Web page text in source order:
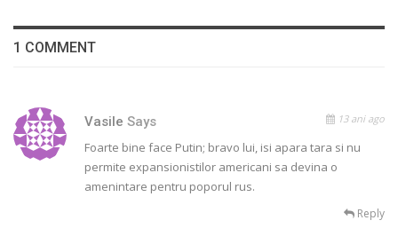
1 COMMENT
Vasile Says 13 ani ago
Foarte bine face Putin; bravo lui, isi apara tara si nu
permite expansionistilor americani sa devina o
amenintare pentru poporul rus.
Reply